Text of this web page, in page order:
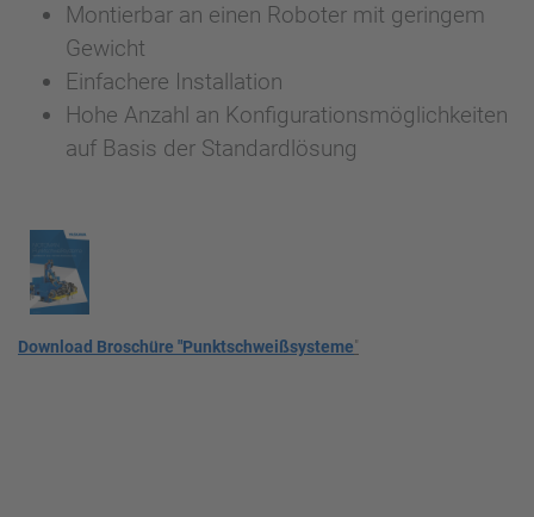
Montierbar an einen Roboter mit geringem
Gewicht
Einfachere Installation
Hohe Anzahl an Konfigurationsmöglichkeiten
auf Basis der Standardlösung
Download Broschüre "Punktschweißsysteme"